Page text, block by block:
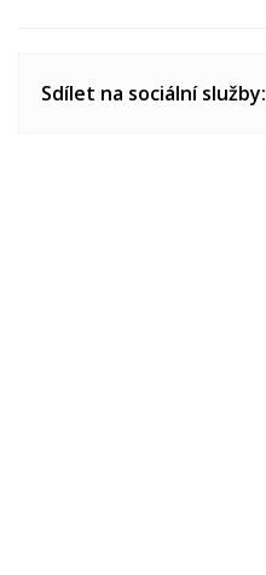
Sdílet na sociální služby: